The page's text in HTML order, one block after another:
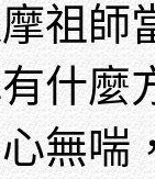
祖師
什麼
無喘